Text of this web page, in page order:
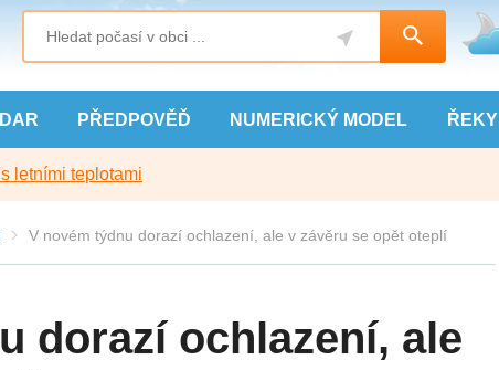
PŘEDPOVĚĎ NUMERICKÝ MODEL ŘEKY
letními teplotami
V novém týdnu dorazí ochlazení, ale v závěru se opět oteplí
dorazí ochlazení, ale